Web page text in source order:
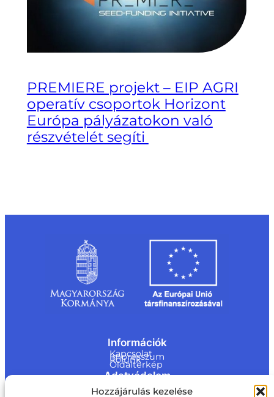
Hozzájárulás kezelése
PREMIERE projekt – EIP AGRI
operatív csoportok Horizont
Európa pályázatokon való
részvételét segíti
Információk
Kapcsolat
Impresszum
Rólunk
Oldaltérkép
Adatvédelem
Jogi nyilatkozat
Adatvédelmi nyilatkozat